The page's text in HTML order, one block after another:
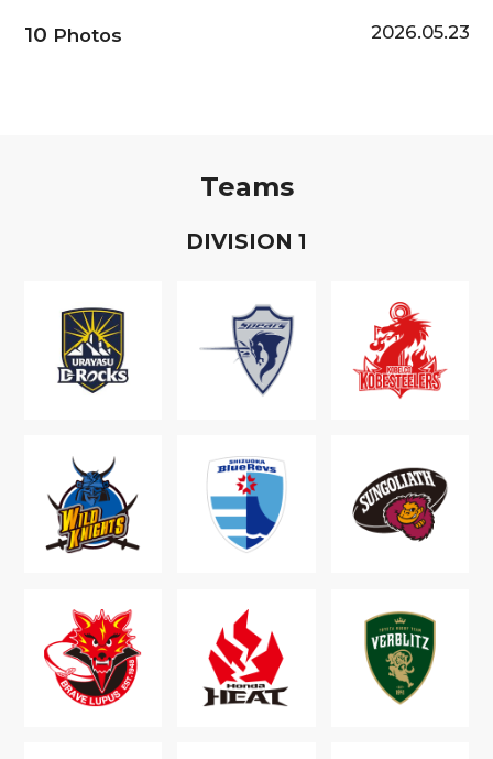
10 Photos 2026.05.23
Teams
DIVISION 1